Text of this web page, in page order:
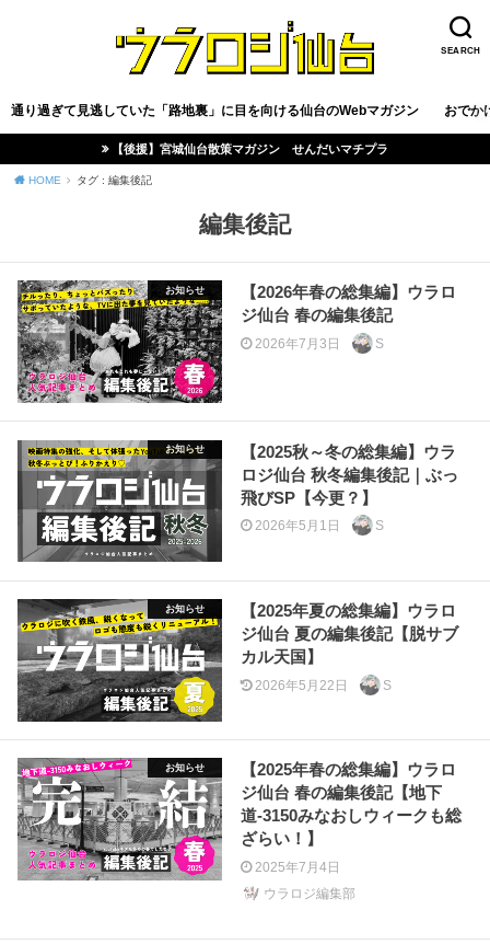
SEARCH
通り過ぎて見逃していた「路地裏」に目を向ける仙台のWebマガジン おでか
【後援】宮城仙台散策マガジン せんだいマチプラ
HOME タグ : 編集後記
編集後記
お知らせ
【2026年春の総集編】ウラロ
ジ仙台 春の編集後記
2026年7月3日 S
お知らせ
【2025秋～冬の総集編】ウラ
ロジ仙台 秋冬編集後記｜ぶっ
飛びSP【今更？】
2026年5月1日 S
お知らせ
【2025年夏の総集編】ウラロ
ジ仙台 夏の編集後記【脱サブ
カル天国】
2026年5月22日 S
お知らせ
【2025年春の総集編】ウラロ
ジ仙台 春の編集後記【地下
道-3150みなおしウィークも総
ざらい！】
2025年7月4日
ウラロジ編集部